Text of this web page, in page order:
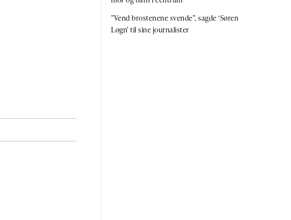
”Vend brostenene svende”, sagde ‘Søren
Løgn’ til sine journalister